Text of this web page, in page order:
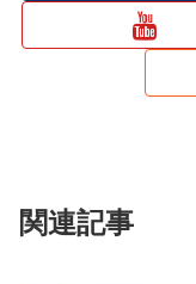
関連記事